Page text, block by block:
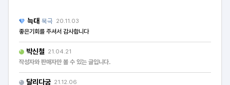
늑대 북극 20.11.03
좋은기회를 주셔서 감사합니다
박신철 21.04.21
작성자와 판매자만 볼 수 있는 글입니다.
달리다굼 21.12.06